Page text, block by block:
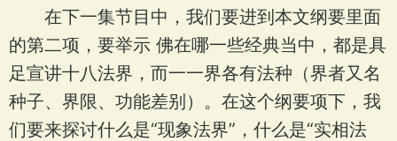
在下一集节目中，我们要进到本文纲要里面
的第二项，要举示 佛在哪一些经典当中，都是具
足宣讲十八法界，而一一界各有法种（界者又名
种子、界限、功能差别）。在这个纲要项下，我
们要来探讨什么是“现象法界”，什么是“实相法